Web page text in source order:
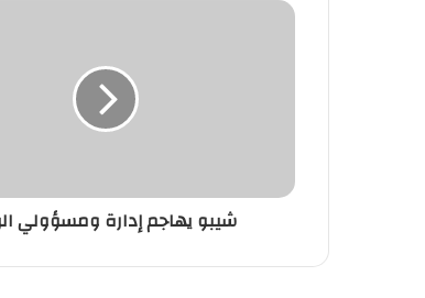
شيبو
شيبو يهاجم إدارة ومسؤولي